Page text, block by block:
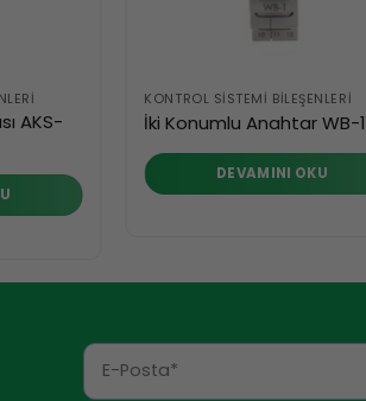
AKS-
KONTROL SISTEMI BILEŞENLERI
İki Konumlu Anahtar WB-1
DEVAMINI OKU